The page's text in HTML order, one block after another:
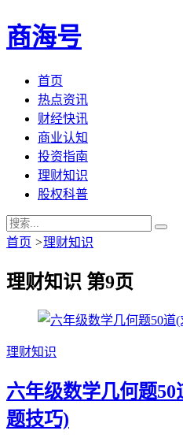
商海号
首页
热点资讯
财经快讯
商业认知
投资指南
理财知识
股权科普
首页 >理财知识
理财知识 第9页
理财知识
六年级数学几何题
题技巧)